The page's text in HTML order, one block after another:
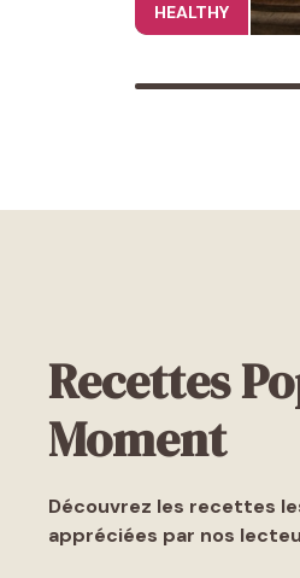
HEALTHY
Recettes
Moment
Découvrez les recettes
appréciées par nos